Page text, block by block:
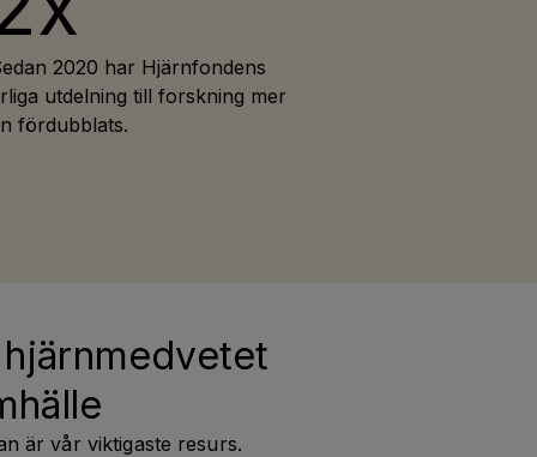
2020 har Hjärnfondens
utdelning till forskning mer
fördubblats.
är vår viktigaste resurs.